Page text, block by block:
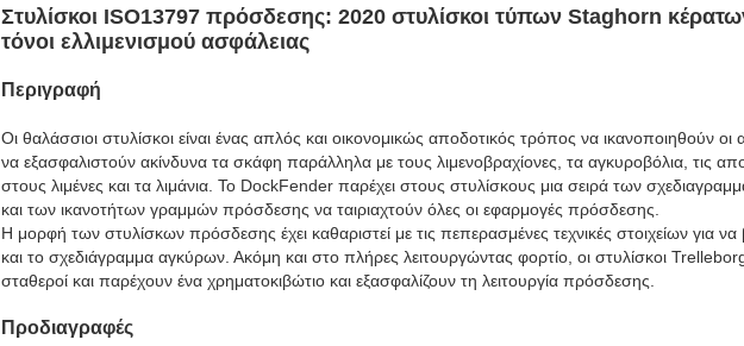
Στυλίσκοι ISO13797 πρόσδεσης: 2020 στυλίσκοι τύπων Staghorn
τόνοι ελλιμενισμού ασφάλειας
Περιγραφή
Οι θαλάσσιοι στυλίσκοι είναι ένας απλός και οικονομικώς αποδοτικός τρόπος να ικανοποιηθούν
να εξασφαλιστούν ακίνδυνα τα σκάφη παράλληλα με τους λιμενοβραχίονες, τα αγκυροβόλια, τις
στους λιμένες και τα λιμάνια. Το DockFender παρέχει στους στυλίσκους μια σειρά των
και των ικανοτήτων γραμμών πρόσδεσης να ταιριαχτούν όλες οι εφαρμογές πρόσδεσης.
Η μορφή των στυλίσκων πρόσδεσης έχει καθαριστεί με τις πεπερασμένες τεχνικές στοιχείων για να
και το σχεδιάγραμμα αγκύρων. Ακόμη και στο πλήρες λειτουργώντας φορτίο, οι στυλίσκοι
σταθεροί και παρέχουν ένα χρηματοκιβώτιο και εξασφαλίζουν τη λειτουργία πρόσδεσης.
Προδιαγραφές